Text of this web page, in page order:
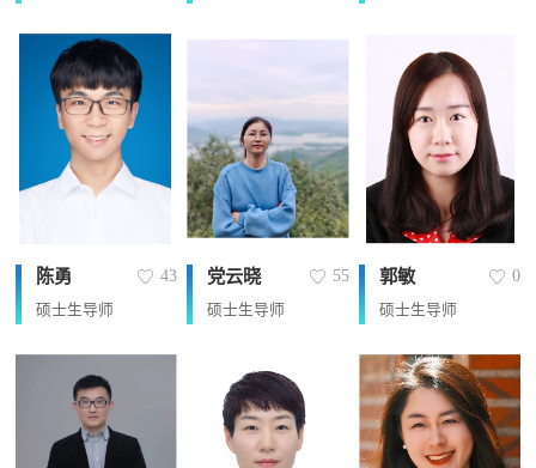
陈勇 43
硕士生导师
党云晓 55
硕士生导师
郭敏 0
硕士生导师